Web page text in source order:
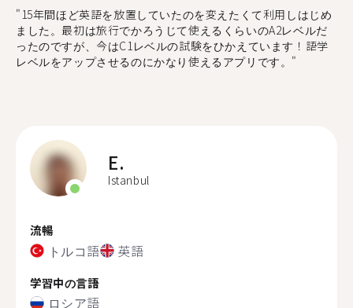
"15年間ほど英語を放置していたのを変えたくて利用しはじめ
ました。最初は旅行でかろうじて使えるくらいのA2レベルだ
ったのですが、今はC1レベルの試験をひかえています！語学
レベルをアップさせるのにかなり使えるアプリです。"
E.
Istanbul
流暢
トルコ語 英語
学習中の言語
ロシア語